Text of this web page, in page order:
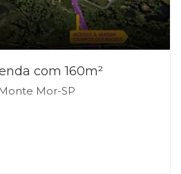
com 160m²
Mor-SP